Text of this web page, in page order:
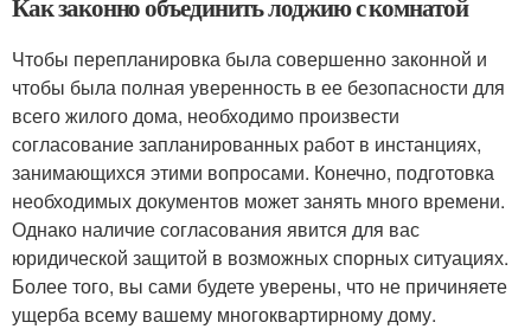
Чтобы перепланировка была совершенно законной и
чтобы была полная уверенность в ее безопасности для
всего жилого дома, необходимо произвести
согласование запланированных работ в инстанциях,
занимающихся этими вопросами. Конечно, подготовка
необходимых документов может занять много времени.
Однако наличие согласования явится для вас
юридической защитой в возможных спорных ситуациях.
Более того, вы сами будете уверены, что не причиняете
ущерба всему вашему многоквартирному дому.